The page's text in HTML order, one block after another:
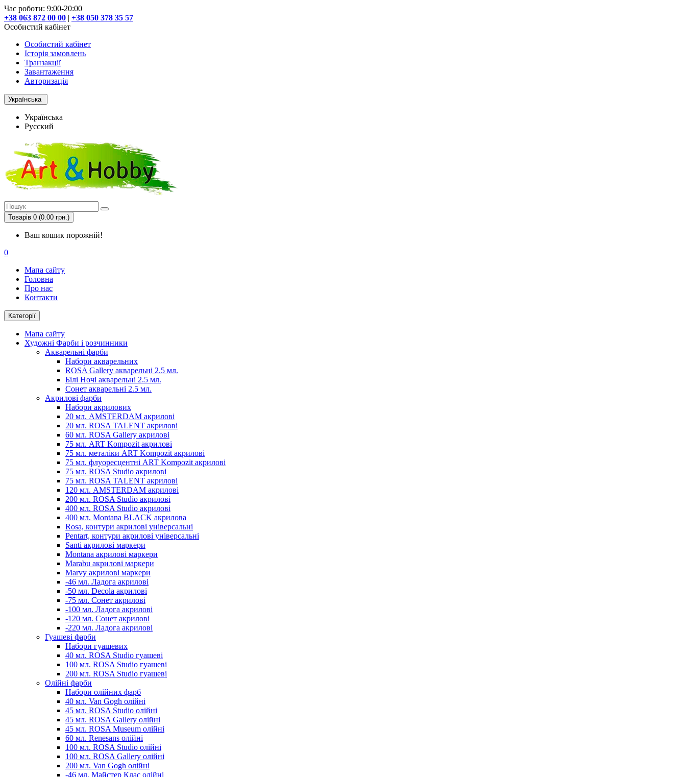
Час роботи: 9:00-20:00
+38 063 872 00 00 | +38 050 378 35 57
Особистий кабінет
Особистий кабінет
Історія замовлень
Транзакції
Завантаження
Авторизація
Українська
Українська
Русский
Товарів 0 (0.00 грн.)
Ваш кошик порожній!
0
Мапа сайту
Головна
Про нас
Контакти
Категорії
Мапа сайту
Художні Фарби і розчинники
Акварельні фарби
Набори акварельних
ROSA Gallery акварельні 2.5 мл.
Білі Ночі акварельні 2.5 мл.
Сонет акварельні 2.5 мл.
Акрилові фарби
Набори акрилових
20 мл. AMSTERDAM акрилові
20 мл. ROSA TALENT акрилові
60 мл. ROSA Gallery акрилові
75 мл. ART Kompozit акрилові
75 мл. металіки ART Kompozit акрилові
75 мл. флуоресцентні ART Kompozit акрилові
75 мл. ROSA Studio акрилові
75 мл. ROSA TALENT акрилові
120 мл. AMSTERDAM акрилові
200 мл. ROSA Studio акрилові
400 мл. ROSA Studio акрилові
400 мл. Montana BLACK акрилова
Rosa, контури акрилові універсальні
Pentart, контури акрилові універсальні
Santi акрилові маркери
Montana акрилові маркери
Marabu акрилові маркери
Marvy акрилові маркери
-46 мл. Ладога акрилові
-50 мл. Decola акрилові
-75 мл. Сонет акрилові
-100 мл. Ладога акрилові
-120 мл. Сонет акрилові
-220 мл. Ладога акрилові
Гуашеві фарби
Набори гуашевих
40 мл. ROSA Studio гуашеві
100 мл. ROSA Studio гуашеві
200 мл. ROSA Studio гуашеві
Олійні фарби
Набори олійних фарб
40 мл. Van Gogh олійні
45 мл. ROSA Studio олійні
45 мл. ROSA Gallery олійні
45 мл. ROSA Museum олійні
60 мл. Renesans олійні
100 мл. ROSA Studio олійні
100 мл. ROSA Gallery олійні
200 мл. Van Gogh олійні
-46 мл. Майстер Клас олійні